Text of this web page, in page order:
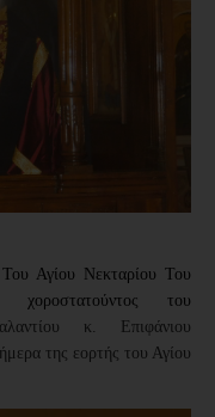
Αγίου Νεκταρίου Του
του
κ. Επιφάνιου
της εορτής του Αγίου